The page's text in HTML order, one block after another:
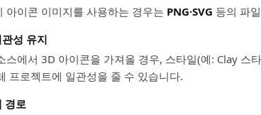
아이콘 이미지를 사용하는 경우는 PNG·SVG 등의 파
성 유지
스에서 3D 아이콘을 가져올 경우, 스타일(예: Clay 스
프로젝트에 일관성을 줄 수 있습니다.
경로